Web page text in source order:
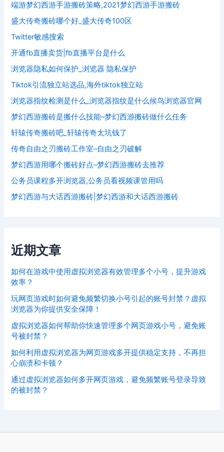
端游梦幻西游手游搬砖策略,2021梦幻西游手游搬砖
盛大传奇搬砖哪个好_盛大传奇100区
Twitter敏感搜索
开通fb直播卖货|fb直播平台是什么
浏览器隐私如何保护_浏览器 隐私保护
Tiktok引流独立站选品,海外tiktok独立站
浏览器指纹检测是什么_浏览器指纹是什么候鸟浏览器官网
梦幻西游搬砖是搬什么技能–梦幻西游搬砖做什么任务
轩辕传奇搬砖吧_轩辕传奇太坑钱了
传奇自由之刃搬砖工作室–自由之刃破解
梦幻西游用哪个搬砖好点–梦幻西游搬砖去推荐
公务员课程多开浏览器,公务员看视频课管用吗
梦幻西游与大话西游搬砖|梦幻西游和大话西游搬砖
近期文章
如何在游戏中使用虚拟浏览器有效管理多个小号，提升游戏
效率？
玩网页游戏时如何避免频繁切换小号引起的账号封禁？虚拟
浏览器为你提供安全保障！
虚拟浏览器如何帮助你快速管理多个网页游戏小号，避免账
号被封禁？
如何利用虚拟浏览器为网页游戏多开提供稳定支持，不再担
心崩溃和卡顿？
通过虚拟浏览器如何多开网页游戏，避免频繁账号登录导致
的被封禁？